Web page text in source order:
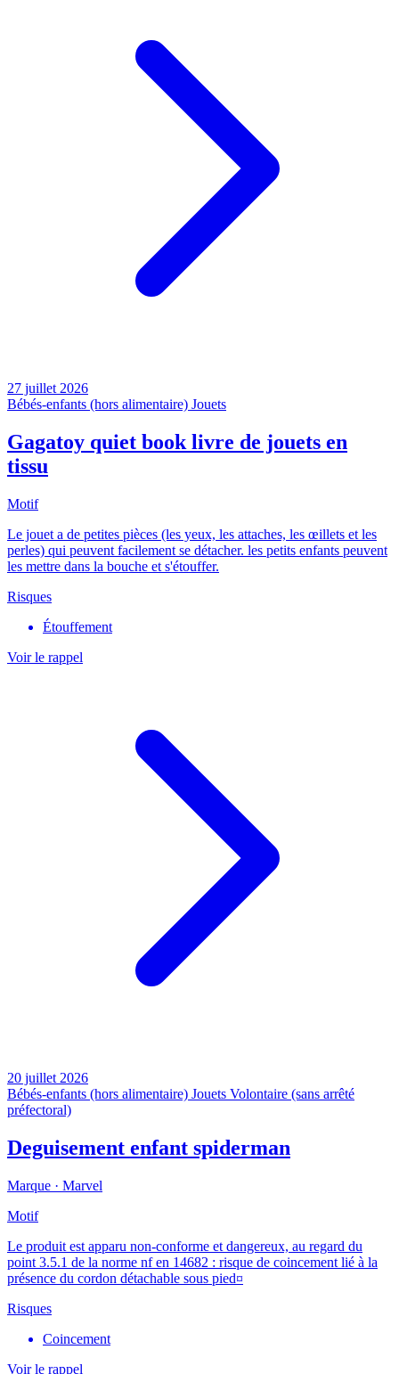
27 juillet 2026
Bébés-enfants (hors alimentaire) Jouets
Gagatoy quiet book livre de jouets en
tissu
Motif
Le jouet a de petites pièces (les yeux, les attaches, les œillets et les
perles) qui peuvent facilement se détacher. les petits enfants peuvent
les mettre dans la bouche et s'étouffer.
Risques
Étouffement
Voir le rappel
20 juillet 2026
Bébés-enfants (hors alimentaire) Jouets Volontaire (sans arrêté
préfectoral)
Deguisement enfant spiderman
Marque · Marvel
Motif
Le produit est apparu non-conforme et dangereux, au regard du
point 3.5.1 de la norme nf en 14682 : risque de coincement lié à la
présence du cordon détachable sous pied¤
Risques
Coincement
Voir le rappel